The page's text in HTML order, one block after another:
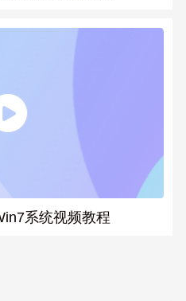
系统视频教程